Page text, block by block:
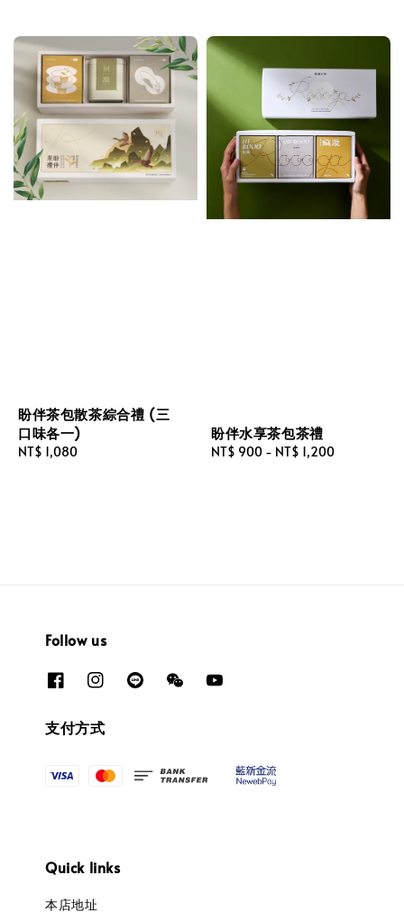
盼伴茶包散茶綜合禮 (三
口味各一)
Regular
NT$ 1,080
盼伴水享茶包茶禮
Regular
NT$ 900 - NT$ 1,200
Follow us
支付方式
Quick links
本店地址